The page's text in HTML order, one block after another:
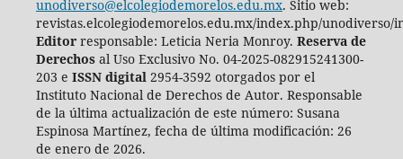
unodiverso@elcolegiodemorelos.edu.mx. Sitio web:
revistas.elcolegiodemorelos.edu.mx/index.php/unodiverso/
Editor responsable: Leticia Neria Monroy. Reserva de
Derechosal Uso Exclusivo No. 04-2025-082915241300-
203 e ISSN digital2954-3592 otorgados por el
Instituto Nacional de Derechos de Autor. Responsable
de la última actualización de este número: Susana
Espinosa Martínez, fecha de última modificación: 26
de enero de 2026.